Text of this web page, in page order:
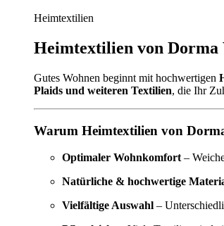
Heimtextilien
Heimtextilien von
Gutes Wohnen beginnt mit hochwertigen
Plaids und weiteren Textilien, die Ihr
Warum Heimtextilien von
Optimaler Wohnkomfort –
Natürliche & hochwertige
Vielfältige Auswahl –